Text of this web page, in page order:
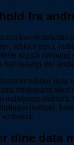
fra
kan indeholde
artikler osv.).
sig på nøjagtig
har besøgt det
måske data
tredjeparts
indlejrede indhold,
indhold,
dine data